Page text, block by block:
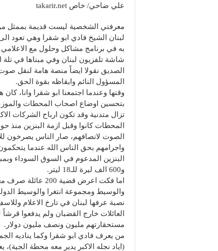
علي ضاحي/ خاص takarir.net
معرفتي الشخصية ليست قديمة بممثل
به في برنامج مشاكل وحلول مع الاعلامي
شاشة تلفزيون لبنان وفي مبناها في تلة
الصديق نقولا ايضاً منصة هامة لنقل
المسؤول النائم وايقاظه بقوة الحق.
وقتها وعندما اجتمعنا ابو شقرا وانا،
بتحسين اوضاع اصحاب المحطات
تزال متدنية وقد تكون ارباح الشركات
المحطات كانوا وقبل ازمة البنزين منذ
الصوت لانصافهم، صار الناس يصرخون
واجرامهم بحق الناس الله عندما
و600 الف ليرة للـ18 ليتر.
اما فكت اعرض قضية
والوسيط ومجموعة انتغرا والوسيط
نصبة عرفها لبنان في تارخ الاعلام
العائلات خارج القضبان ولم يدفعوا قرشاً
مستحقارتهم مليون ونصف مليون دولار.
من يعرف فادي ابو شقرا وكما يناديه
(اياد نجله الاكبر يدير معه محطة الجية)،